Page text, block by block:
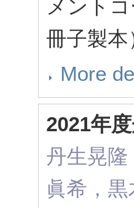
メント
冊子製
More
2021年
丹生晃
眞希，